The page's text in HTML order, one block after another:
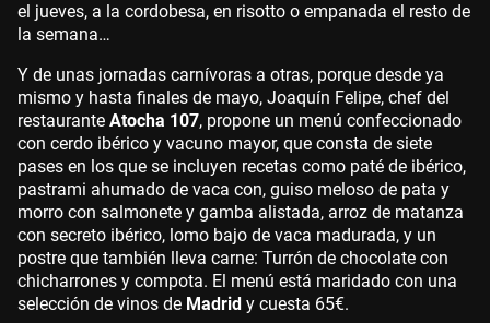
el jueves, a la cordobesa, en risotto o empanada el resto de
la semana…
Y de unas jornadas carnívoras a otras, porque desde ya
mismo y hasta finales de mayo, Joaquín Felipe, chef del
restaurante Atocha 107, propone un menú confeccionado
con cerdo ibérico y vacuno mayor, que consta de siete
pases en los que se incluyen recetas como paté de ibérico,
pastrami ahumado de vaca con, guiso meloso de pata y
morro con salmonete y gamba alistada, arroz de matanza
con secreto ibérico, lomo bajo de vaca madurada, y un
postre que también lleva carne: Turrón de chocolate con
chicharrones y compota. El menú está maridado con una
selección de vinos de Madrid y cuesta 65€.